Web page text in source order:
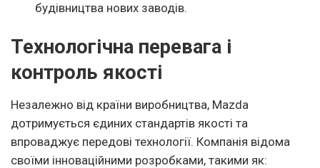
будівництва нових заводів.
Технологічна перевага і
контроль якості
Незалежно від країни виробництва, Mazda
дотримується єдиних стандартів якості та
впроваджує передові технології. Компанія відома
своїми інноваційними розробками, такими як: